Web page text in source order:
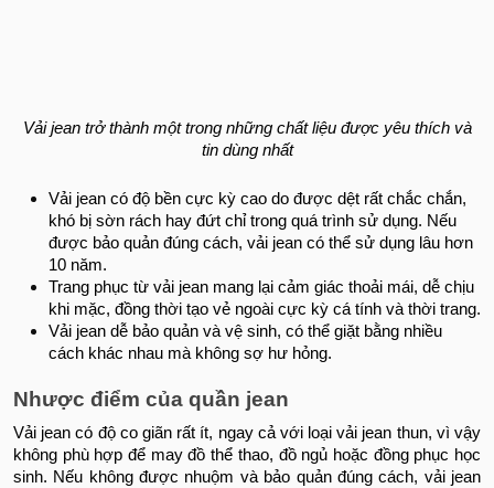
Vải jean trở thành một trong những chất liệu được yêu thích và
tin dùng nhất
Vải jean có độ bền cực kỳ cao do được dệt rất chắc chắn,
khó bị sờn rách hay đứt chỉ trong quá trình sử dụng. Nếu
được bảo quản đúng cách, vải jean có thể sử dụng lâu hơn
10 năm.
Trang phục từ vải jean mang lại cảm giác thoải mái, dễ chịu
khi mặc, đồng thời tạo vẻ ngoài cực kỳ cá tính và thời trang.
Vải jean dễ bảo quản và vệ sinh, có thể giặt bằng nhiều
cách khác nhau mà không sợ hư hỏng.
Nhược điểm của quần jean
Vải jean có độ co giãn rất ít, ngay cả với loại vải jean thun, vì vậy
không phù hợp để may đồ thể thao, đồ ngủ hoặc đồng phục học
sinh. Nếu không được nhuộm và bảo quản đúng cách, vải jean